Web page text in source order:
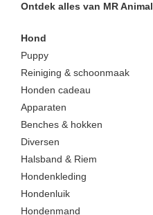
Ontdek alles van MR Animal
Hond
Puppy
Reiniging & schoonmaak
Honden cadeau
Apparaten
Benches & hokken
Diversen
Halsband & Riem
Hondenkleding
Hondenluik
Hondenmand